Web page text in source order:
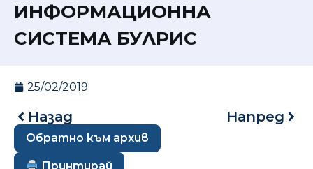
ИНФОРМАЦИОННА
СИСТЕМА БУЛРИС
25/02/2019
Назад Напред
Обратно към архив
Принтирай